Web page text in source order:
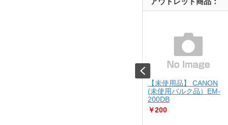
【未使用品】 CANON
(未使用バルク品）EM-
200DB
￥200